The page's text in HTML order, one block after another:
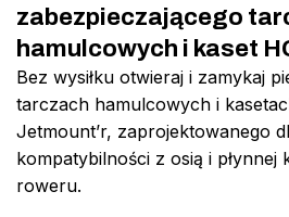
zabezpieczającego
hamulcowych i kaset
Bez wysiłku otwieraj i zamykaj
tarczach hamulcowych i
Jetmount’r, zaprojektowanego
kompatybilności z osią i płynnej
roweru.